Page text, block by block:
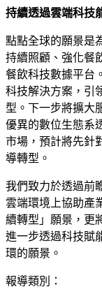
持續透過雲端科技
點點全球的願景是
持續照顧、強化餐
餐飲科技數據平台
科技解決方案，引
型。下一步將擴大
優異的數位生態系
市場，預計將先針
導轉型。
我們致力於透過前
雲端環境上協助產
續轉型」願景，更
進一步透過科技賦
環的願景。
報導類別：